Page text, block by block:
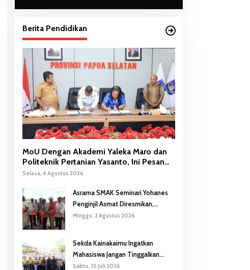
Berita Pendidikan
MoU Dengan Akademi Yaleka Maro dan
Politeknik Pertanian Yasanto, Ini Pesan
Gubernur Safanpo
Selasa, 4 Agustus 2026
Asrama SMAK Seminari Yohanes
Penginjil Asmat Diresmikan,
Gubernur Safanpo: Pentingnya
Minggu, 2 Agustus 2026
Sekda Kainakaimu Ingatkan
Mahasiswa Jangan Tinggalkan
‘Noda-Madu’ di Lokasi KKN
Sabtu, 25 Juli 2026